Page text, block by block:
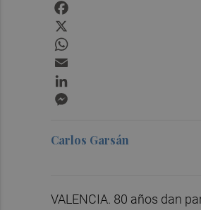
Carlos Garsán
VALENCIA. 80 años dan